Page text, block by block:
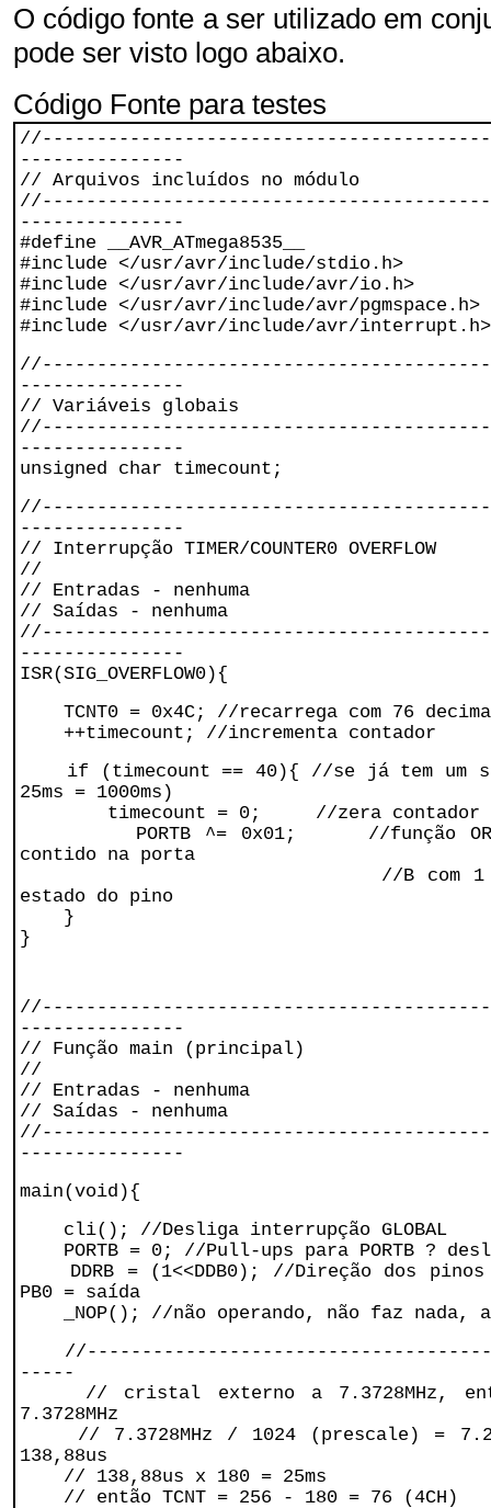
O código fonte a ser utilizado em
pode ser visto logo abaixo.
Código Fonte para testes
---------------
// Arquivos incluídos no módulo
---------------
#define __AVR_ATmega8535__
#include </usr/avr/include/stdio.h>
#include </usr/avr/include/avr/io.h>
#include </usr/avr/include/avr/pgmspace.h>
#include </usr/avr/include/avr/interrupt.h>
---------------
// Variáveis globais
---------------
unsigned char timecount;
---------------
// Interrupção TIMER/COUNTER0 OVERFLOW
//
// Entradas - nenhuma
// Saídas - nenhuma
---------------
ISR(SIG_OVERFLOW0){
TCNT0 = 0x4C; //recarrega com 76
++timecount; //incrementa contador
if (timecount == 40){ //se já tem um
25ms = 1000ms)
timecount = 0; //zera
PORTB ^= 0x01; //função OR
contido na porta
//B com 1 decimal
estado do pino
}
}
---------------
// Função main (principal)
//
// Entradas - nenhuma
// Saídas - nenhuma
---------------
main(void){
cli(); //Desliga interrupção GLOBAL
PORTB = 0; //Pull-ups para PORTB ?
DDRB = (1<<DDB0); //Direção dos pinos
PB0 = saída
_NOP(); //não operando, não faz nada,
-----
// cristal externo a 7.3728MHz,
7.3728MHz
// 7.3728MHz / 1024 (prescale) =
138,88us
// 138,88us x 180 = 25ms
// então TCNT = 256 - 180 = 76 (4CH)